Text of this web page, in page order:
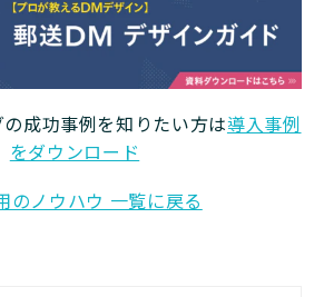
成功事例を知りたい方は導入事例
をダウンロード
のノウハウ 一覧に戻る